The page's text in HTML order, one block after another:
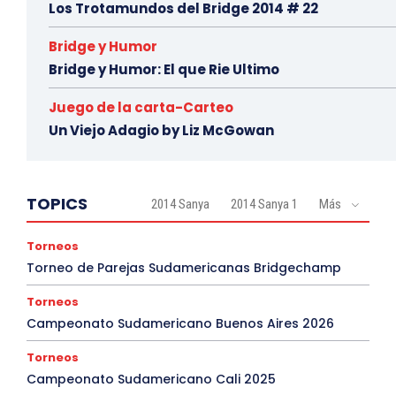
Los Trotamundos del Bridge 2014 # 22
Bridge y Humor
Bridge y Humor: El que Rie Ultimo
Juego de la carta-Carteo
Un Viejo Adagio by Liz McGowan
TOPICS 2014 Sanya 2014 Sanya 1 Más
Torneos
Torneo de Parejas Sudamericanas Bridgechamp
Torneos
Campeonato Sudamericano Buenos Aires 2026
Torneos
Campeonato Sudamericano Cali 2025